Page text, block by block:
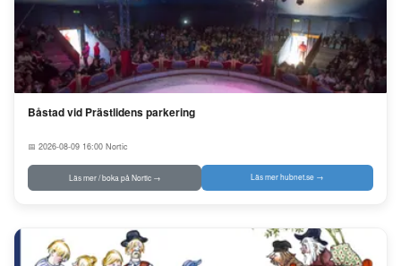
Båstad vid Prästlidens parkering
📅 2026-08-09 16:00 Nortic
Läs mer / boka på Nortic → Läs mer hubnet.se →